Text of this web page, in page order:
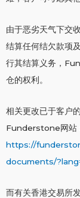
由于恶劣天气下交
结算任何结欠款项
行其结算义务，
仓的权利。
相关更改已于客户
Funderstone网站
https://
documents/
而有关香港交易所